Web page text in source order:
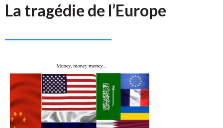
La tragédie de l’Europe